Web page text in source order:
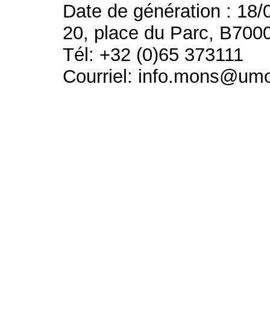
Date de génération : 18/
20, place du Parc,
Tél: +32 (0)65 373111
Courriel: